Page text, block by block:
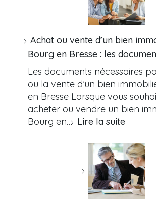
Achat ou vente d’un bien
Bourg en Bresse : les
Les documents nécessaires
ou la vente d’un bien
en Bresse Lorsque vous
acheter ou vendre un bien
Bourg en… Lire la suite